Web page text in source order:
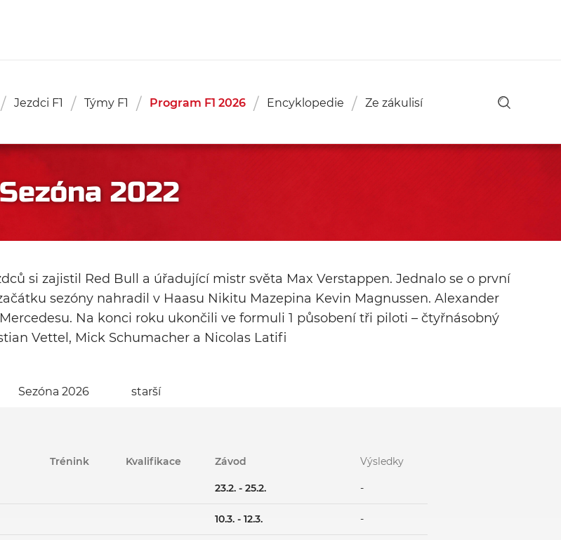
Jezdci F1 Týmy F1 Program F1 2026 Encyklopedie Ze zákulisí
Sezóna 2022
si zajistil Red Bull a úřadující mistr světa Max Verstappen. Jednalo se o první
sezóny nahradil v Haasu Nikitu Mazepina Kevin Magnussen. Alexander
Na konci roku ukončili ve formuli 1 působení tři piloti – čtyřnásobný
Vettel, Mick Schumacher a Nicolas Latifi
Sezóna 2026 starší
Trénink Kvalifikace Závod Výsledky
23.2. - 25.2. -
10.3. - 12.3. -